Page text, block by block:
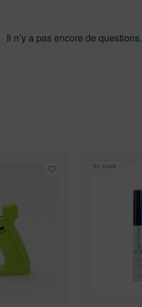
Il n’y a pas encore de questions.
En stock